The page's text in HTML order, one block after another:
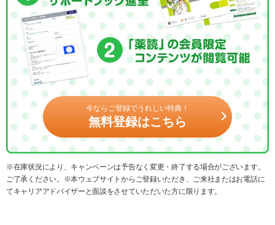
今ならご登録でうれしい特典！
無料登録はこちら
※在庫状況により、キャンペーンは予告なく変更・終了する場合がございます。
ご了承ください。※本ウェブサイトからご登録いただき、ご来社またはお電話に
てキャリアアドバイザーと面談をさせていただいた方に限ります。